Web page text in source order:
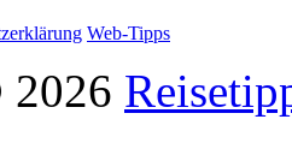
Web-Tipps